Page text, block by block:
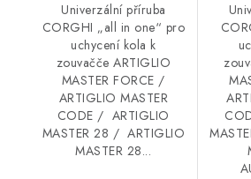
Univerzální příruba
CORGHI „all in one“ pro
uchycení kola k
zouvačče ARTIGLIO
MASTER FORCE /
ARTIGLIO MASTER
CODE / ARTIGLIO
MASTER 28 / ARTIGLIO
MASTER 28...